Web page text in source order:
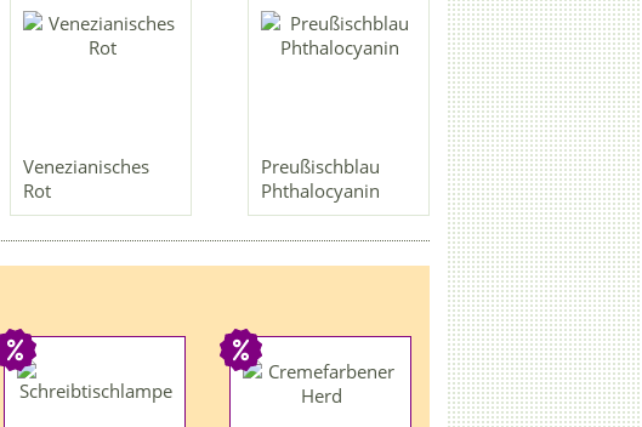
Venezianisches
Rot
Preußischblau
Phthalocyanin